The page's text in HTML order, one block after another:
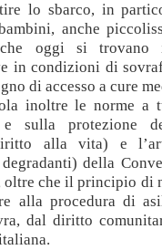
lo sbarco, in
anche
oggi si trovano
in condizioni di
di accesso a cure
inoltre le norme a
e sulla protezione
alla vita) e
della
che il principio di
alla procedura di
dal diritto